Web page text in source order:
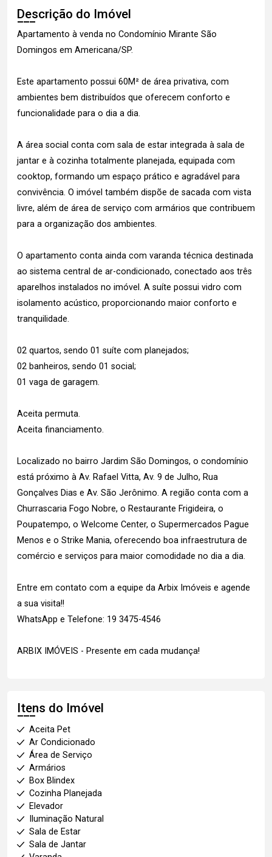
Descrição do Imóvel
Apartamento à venda no Condomínio Mirante São
Domingos em Americana/SP.
Este apartamento possui 60M² de área privativa, com
ambientes bem distribuídos que oferecem conforto e
funcionalidade para o dia a dia.
A área social conta com sala de estar integrada à sala de
jantar e à cozinha totalmente planejada, equipada com
cooktop, formando um espaço prático e agradável para
convivência. O imóvel também dispõe de sacada com vista
livre, além de área de serviço com armários que contribuem
para a organização dos ambientes.
O apartamento conta ainda com varanda técnica destinada
ao sistema central de ar-condicionado, conectado aos três
aparelhos instalados no imóvel. A suíte possui vidro com
isolamento acústico, proporcionando maior conforto e
tranquilidade.
02 quartos, sendo 01 suíte com planejados;
02 banheiros, sendo 01 social;
01 vaga de garagem.
Aceita permuta.
Aceita financiamento.
Localizado no bairro Jardim São Domingos, o condomínio
está próximo à Av. Rafael Vitta, Av. 9 de Julho, Rua
Gonçalves Dias e Av. São Jerônimo. A região conta com a
Churrascaria Fogo Nobre, o Restaurante Frigideira, o
Poupatempo, o Welcome Center, o Supermercados Pague
Menos e o Strike Mania, oferecendo boa infraestrutura de
comércio e serviços para maior comodidade no dia a dia.
Entre em contato com a equipe da Arbix Imóveis e agende
a sua visita!!
WhatsApp e Telefone: 19 3475-4546
ARBIX IMÓVEIS - Presente em cada mudança!
Itens do Imóvel
Aceita Pet
Ar Condicionado
Área de Serviço
Armários
Box Blindex
Cozinha Planejada
Elevador
Iluminação Natural
Sala de Estar
Sala de Jantar